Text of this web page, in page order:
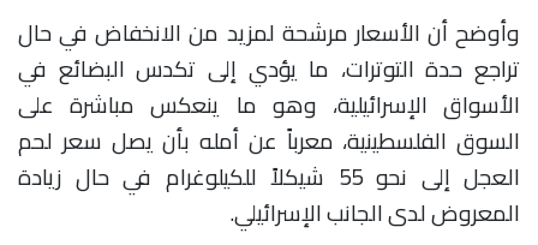
وأوضح أن الأسعار مرشحة لمزيد من الانخفاض في حال
تراجع حدة التوترات، ما يؤدي إلى تكدس البضائع في
الأسواق الإسرائيلية، وهو ما ينعكس مباشرة على
السوق الفلسطينية، معرباً عن أمله بأن يصل سعر لحم
العجل إلى نحو 55 شيكلاً للكيلوغرام في حال زيادة
المعروض لدى الجانب الإسرائيلي.